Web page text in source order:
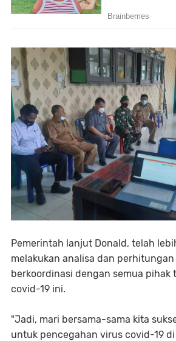
Pemerintah lanjut Donald, telah
melakukan analisa dan perhitungan
berkoordinasi dengan semua pihak
covid-19 ini.
"Jadi, mari bersama-sama kita
untuk pencegahan virus covid-19